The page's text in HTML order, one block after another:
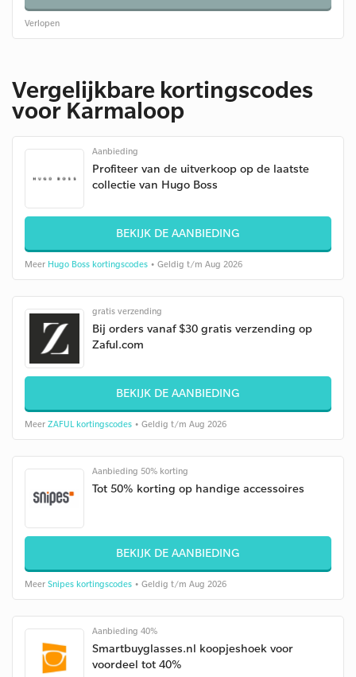
Verlopen
Vergelijkbare kortingscodes
voor Karmaloop
Aanbieding
Profiteer van de uitverkoop op de laatste
collectie van Hugo Boss
BEKIJK DE AANBIEDING
Meer Hugo Boss kortingscodes • Geldig t/m Aug 2026
gratis verzending
Bij orders vanaf $30 gratis verzending op
Zaful.com
BEKIJK DE AANBIEDING
Meer ZAFUL kortingscodes • Geldig t/m Aug 2026
Aanbieding 50% korting
Tot 50% korting op handige accessoires
BEKIJK DE AANBIEDING
Meer Snipes kortingscodes • Geldig t/m Aug 2026
Aanbieding 40%
Smartbuyglasses.nl koopjeshoek voor
voordeel tot 40%